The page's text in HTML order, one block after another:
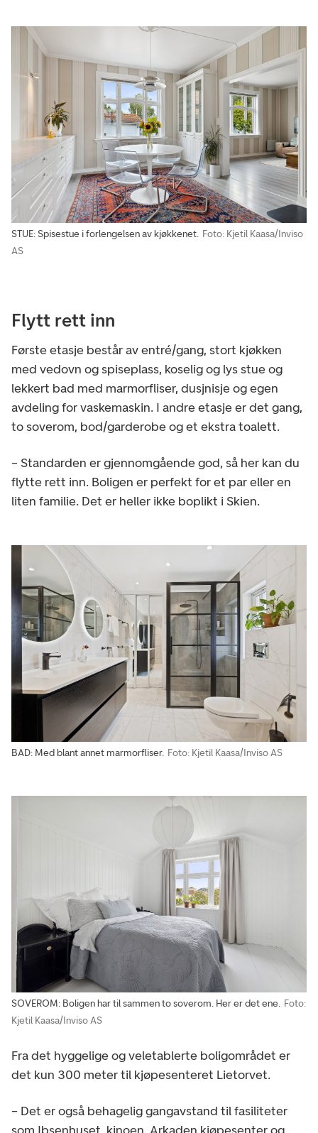
STUE: Spisestue i forlengelsen av kjøkkenet. Foto: Kjetil Kaasa/Inviso
AS
Flytt rett inn
Første etasje består av entré/gang, stort kjøkken
med vedovn og spiseplass, koselig og lys stue og
lekkert bad med marmorfliser, dusjnisje og egen
avdeling for vaskemaskin. I andre etasje er det gang,
to soverom, bod/garderobe og et ekstra toalett.
– Standarden er gjennomgående god, så her kan du
flytte rett inn. Boligen er perfekt for et par eller en
liten familie. Det er heller ikke boplikt i Skien.
BAD: Med blant annet marmorfliser. Foto: Kjetil Kaasa/Inviso AS
SOVEROM: Boligen har til sammen to soverom. Her er det ene. Foto:
Kjetil Kaasa/Inviso AS
Fra det hyggelige og veletablerte boligområdet er
det kun 300 meter til kjøpesenteret Lietorvet.
– Det er også behagelig gangavstand til fasiliteter